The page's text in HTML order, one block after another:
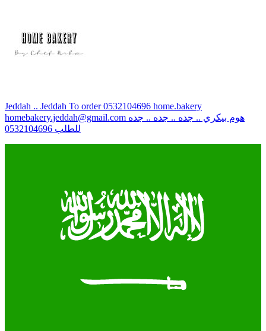
Jeddah .. Jeddah To order 0532104696 home.bakery
homebakery.jeddah@gmail.com
للطلب 0532104696